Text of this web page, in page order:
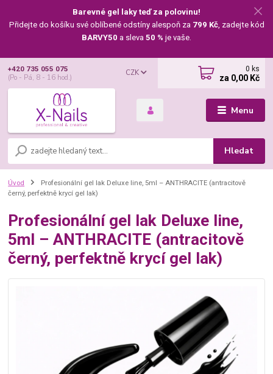
Barevné gel laky teď za polovinu!
Přidejte do košíku své oblíbené odstíny alespoň za 799 Kč, zadejte kód
BARVY50 a sleva 50 % je vaše.
Menu
CZK
Hledat
+420 735 055 075
(Po - Pá, 8 - 16 hod.)
0 ks
za 0,00 Kč
Úvod
Profesionální gel lak Deluxe line, 5ml – ANTHRACITE (antracitově
černý, perfektně krycí gel lak)
Profesionální gel lak Deluxe line,
5ml – ANTHRACITE (antracitově
černý, perfektně krycí gel lak)